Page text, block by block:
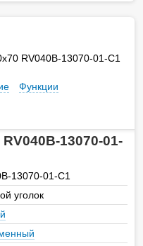
RV040B-13070-01-C1
Функции
13070-01-
13070-01-C1
уголок